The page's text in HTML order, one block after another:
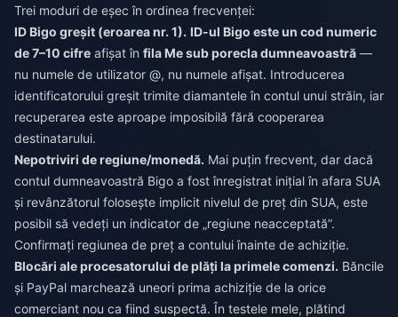
Trei moduri de eșec în ordinea frecvenței:
ID Bigo greșit (eroarea nr. 1). ID-ul Bigo este un cod numeric
de 7–10 cifre afișat în fila Me sub porecla dumneavoastră —
nu numele de utilizator @, nu numele afișat. Introducerea
identificatorului greșit trimite diamantele în contul unui străin, iar
recuperarea este aproape imposibilă fără cooperarea
destinatarului.
Nepotriviri de regiune/monedă. Mai puțin frecvent, dar dacă
contul dumneavoastră Bigo a fost înregistrat inițial în afara SUA
și revânzătorul folosește implicit nivelul de preț din SUA, este
posibil să vedeți un indicator de „regiune neacceptată”.
Confirmați regiunea de preț a contului înainte de achiziție.
Blocări ale procesatorului de plăți la primele comenzi. Băncile
și PayPal marchează uneori prima achiziție de la orice
comerciant nou ca fiind suspectă. În testele mele, plătind